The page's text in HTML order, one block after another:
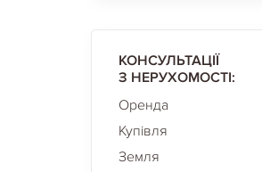
КОНСУЛЬТАЦІЇ
З НЕРУХОМОСТІ:
Оренда
Купівля
Земля